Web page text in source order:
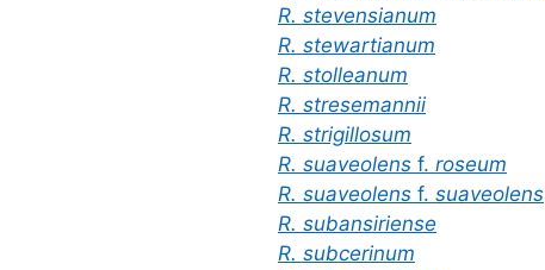
R. stevensianum
R. stewartianum
R. stolleanum
R. stresemannii
R. strigillosum
R. suaveolens f. roseum
R. suaveolens f. suaveolens
R. subansiriense
R. subcerinum